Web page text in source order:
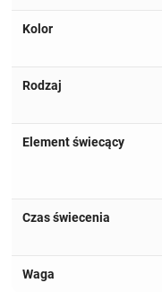
Kolor
Rodzaj
Element świecący
Czas świecenia
Waga